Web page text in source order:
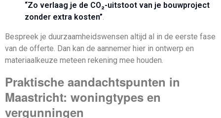
“Zo verlaag je de CO₂-uitstoot van je bouwproject
zonder extra kosten”.
Bespreek je duurzaamheidswensen altijd al in de eerste fase
van de offerte. Dan kan de aannemer hier in ontwerp en
materiaalkeuze meteen rekening mee houden.
Praktische aandachtspunten in
Maastricht: woningtypes en
vergunningen